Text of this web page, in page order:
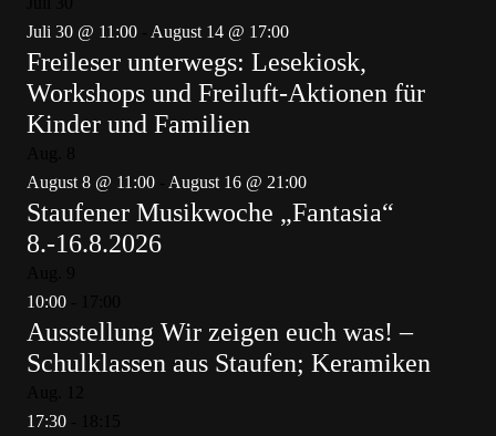
Juli 30 @ 11:00
August 14 @ 17:00
Freileser unterwegs: Lesekiosk,
Workshops und Freiluft-Aktionen für
Kinder und Familien
August 8 @ 11:00
August 16 @ 21:00
Staufener Musikwoche „Fantasia“
8.-16.8.2026
10:00
Ausstellung Wir zeigen euch was! –
Schulklassen aus Staufen; Keramiken
17:30